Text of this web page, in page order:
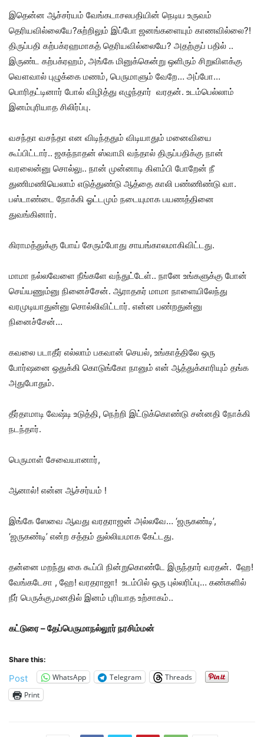
இதென்ன ஆச்சர்யம் வேங்கடாசலபதியின் நெடிய உருவம்
தெரியவில்லையே?சுற்றிலும் இப்போ ஜனங்களையும் காணவில்லை?!
திருப்பதி கற்பக்ரஹமாகத் தெரியவில்லையே? அதற்குப் பதில் ..
இருண்ட கற்பக்ரஹம், அங்கே மினுக்கென்று ஒளிரும் சிறுவிளக்கு
வௌவால் புழுக்கை மணம், பெருமாளும் வேறே… அப்போ…
பொரிதட்டினார் போல் விழித்து எழுந்தார் வரதன். உடம்பெல்லாம்
இனம்புரியாத சிலிர்ப்பு.
வசந்தா வசந்தா என விடிந்ததும் விடியாதும் மனைவியை
கூப்பிட்டார்.. ஜகந்நாதன் ஸ்வாமி வந்தால் திருப்பதிக்கு நான்
வரலைன்னு சொல்லு.. நான் முன்னாடி கிளம்பி போறேன் நீ
துணிமணியெலாம் எடுத்துண்டு ஆத்தை காலி பண்ணிண்டு வா.
பஸ்டாண்டை நோக்கி ஓட்டமும் நடையுமாக பயணத்தினை
துவங்கினார்.
கிராமத்துக்கு போய் சேரும்போது சாயங்காலமாகிவிட்டது.
மாமா நல்லவேளை நீங்களே வந்துட்டேள்.. நானே உங்களுக்கு போன்
செய்யணும்னு நினைச்சேன். ஆராதகர் மாமா நாளையிலேந்து
வரமுடியாதுன்னு சொல்லிவிட்டார். என்ன பண்றதுன்னு
நினைச்சேன்…
கவலை படாதீர் எல்லாம் பகவான் செயல், உங்காத்திலே ஒரு
போர்ஷனை ஒதுக்கி கொடுங்கோ நானும் என் ஆத்துக்காரியும் தங்க
அதுபோதும்.
தீர்தாமாடி வேஷ்டி உடுத்தி, நெற்றி இட்டுக்கொண்டு சன்னதி நோக்கி
நடந்தார்.
பெருமாள் சேவையானார்,
ஆனால்! என்ன ஆச்சர்யம் !
இங்கே ஸேவை ஆவது வரதராஜன் அல்லவே… ‘ஜருகண்டி’,
‘ஜருகண்டி’ என்ற சத்தம் துல்லியமாக கேட்டது.
தன்னை மறந்து கை கூப்பி நின்றுகொண்டே இருந்தார் வரதன். ஹே!
வேங்கடேசா , ஹே! வரதராஜா! உடம்பில் ஒரு புல்லரிப்பு… கண்களில்
நீர் பெருக்கு,மனதில் இனம் புரியாத உற்சாகம்..
கட்டுரை – தேப்பெருமாநல்லூர் நரசிம்மன்
Share this:
Post WhatsApp Telegram
Threads
Print